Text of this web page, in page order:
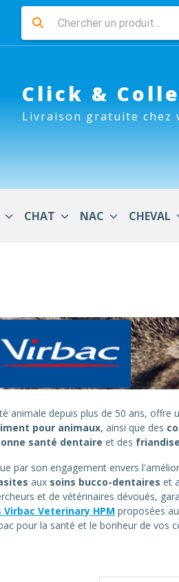
Click &
Livraison gratuite chez
CHAT NAC CHEVAL
animale depuis plus de 50 ans,
pour animaux, ainsi que des
santé dentaire et des
par son engagement envers
aux soins bucco-dentaires et
et de vétérinaires dévoués,
Veterinary HPM proposées
pour la santé et le bonheur de vos